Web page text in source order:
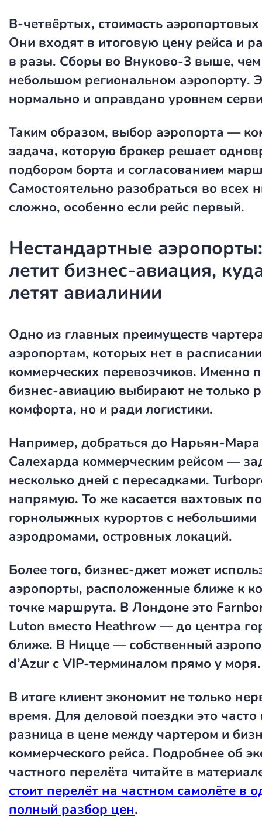
В-четвёртых, стоимость
Они входят в итоговую цену рейса и
в разы. Сборы во Внуково-3 выше,
небольшом региональном аэропорту.
нормально и оправдано уровнем
Таким образом, выбор аэропорта —
задача, которую брокер решает
подбором борта и согласованием
Самостоятельно разобраться во всех
сложно, особенно если рейс первый.
Нестандартные
летит бизнес-авиация,
летят авиалинии
Одно из главных преимуществ
аэропортам, которых нет в расписании
коммерческих перевозчиков. Именно
бизнес-авиацию выбирают не только
комфорта, но и ради логистики.
Например, добраться до Нарьян-
Салехарда коммерческим рейсом —
несколько дней с пересадками.
напрямую. То же касается вахтовых
горнолыжных курортов с небольшими
аэродромами, островных локаций.
Более того, бизнес-джет может
аэропорты, расположенные ближе к
точке маршрута. В Лондоне это
Luton вместо Heathrow — до центра
ближе. В Ницце — собственный
d’Azur с VIP-терминалом прямо у моря.
В итоге клиент экономит не только
время. Для деловой поездки это
разница в цене между чартером и
коммерческого рейса. Подробнее об
частного перелёта читайте в
стоит перелёт на частном самолёте в
полный разбор цен.